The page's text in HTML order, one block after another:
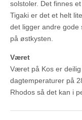
solstoler. Det finnes
Tigaki er det et helt
det ligger andre gode
på østkysten.
Været
Været på Kos er
dagtemperaturer på
Rhodos så det kan i